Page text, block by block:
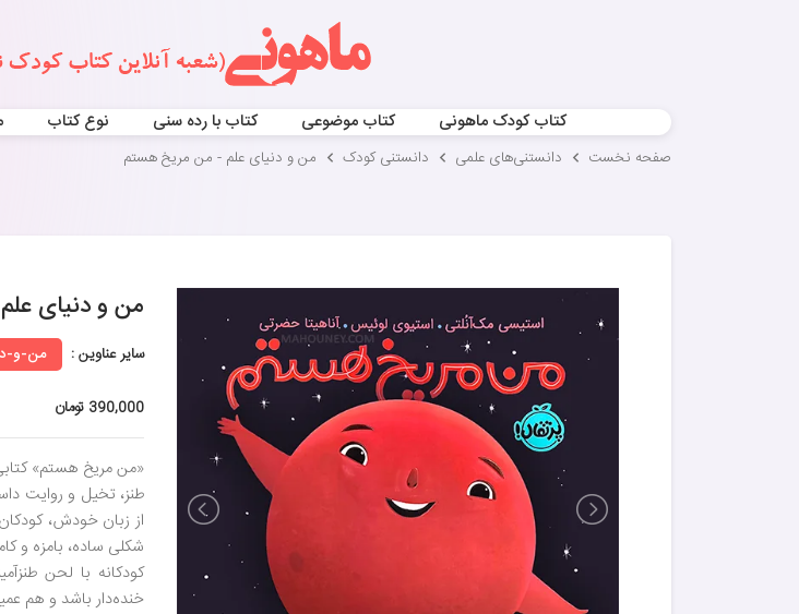
کتاب کودک ماهونی کتاب موضوعی کتاب با رده سنی نوع کتاب
صفحه نخست دانستنی‌های علمی دانستنی کودک من و دنیای علم - من مریخ هستم
من و دنیای
سایر عناوین : من-و-
390,000 تومان
«من مریخ هستم»
طنز، تخیل و روایت
از زبان خودش،
شکلی ساده، بامزه و
کودکانه با لحن
خنده‌دار باشد و هم